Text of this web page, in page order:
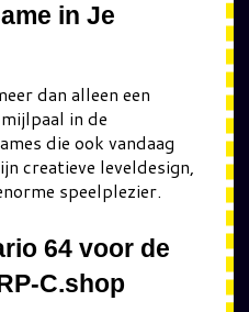
in Je
dan alleen een
in de
die ook vandaag
creatieve leveldesign,
speelplezier.
64 voor de
C.shop